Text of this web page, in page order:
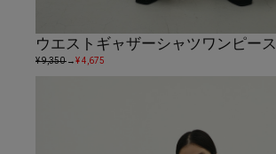
ウエストギャザーシャツワンピース
¥ 9,350→¥ 4,675